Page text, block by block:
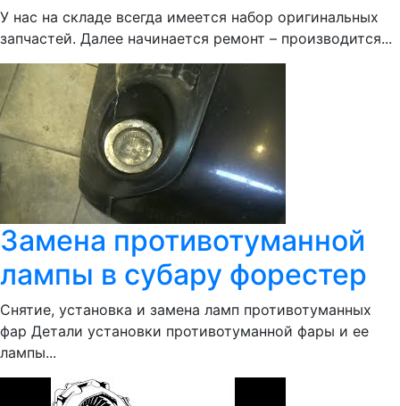
У нас на складе всегда имеется набор оригинальных
запчастей. Далее начинается ремонт – производится...
Замена противотуманной
лампы в субару форестер
Снятие, установка и замена ламп противотуманных
фар Детали установки противотуманной фары и ее
лампы...